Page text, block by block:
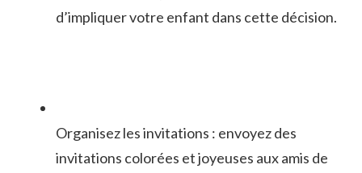
d’impliquer‌ votre ⁣enfant ⁣dans cette décision.
Organisez⁤ les invitations : ‍envoyez des
invitations‌ colorées et joyeuses ‌aux amis de